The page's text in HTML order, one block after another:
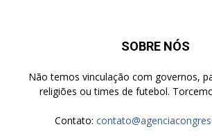
SOBRE NÓS
Não temos vinculação com governos,
religiões ou times de futebol.
Contato: